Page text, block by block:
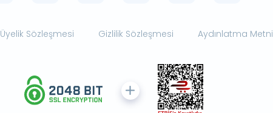
Üyelik Sözleşmesi Gizlilik Sözleşmesi Aydınlatma Metni